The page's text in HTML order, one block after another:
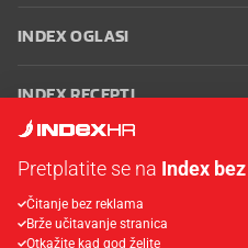
INDEX OGLASI
INDEX RECEPTI
Oglašavanje Zaposli se na Indexu
korištenja
Postavke kolačića
Pretplatite se na Index
Čitanje bez reklama
Brže učitavanje stranica
Otkažite kad god želite